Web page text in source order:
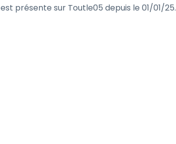
est présente sur Toutle05 depuis le 01/01/25.